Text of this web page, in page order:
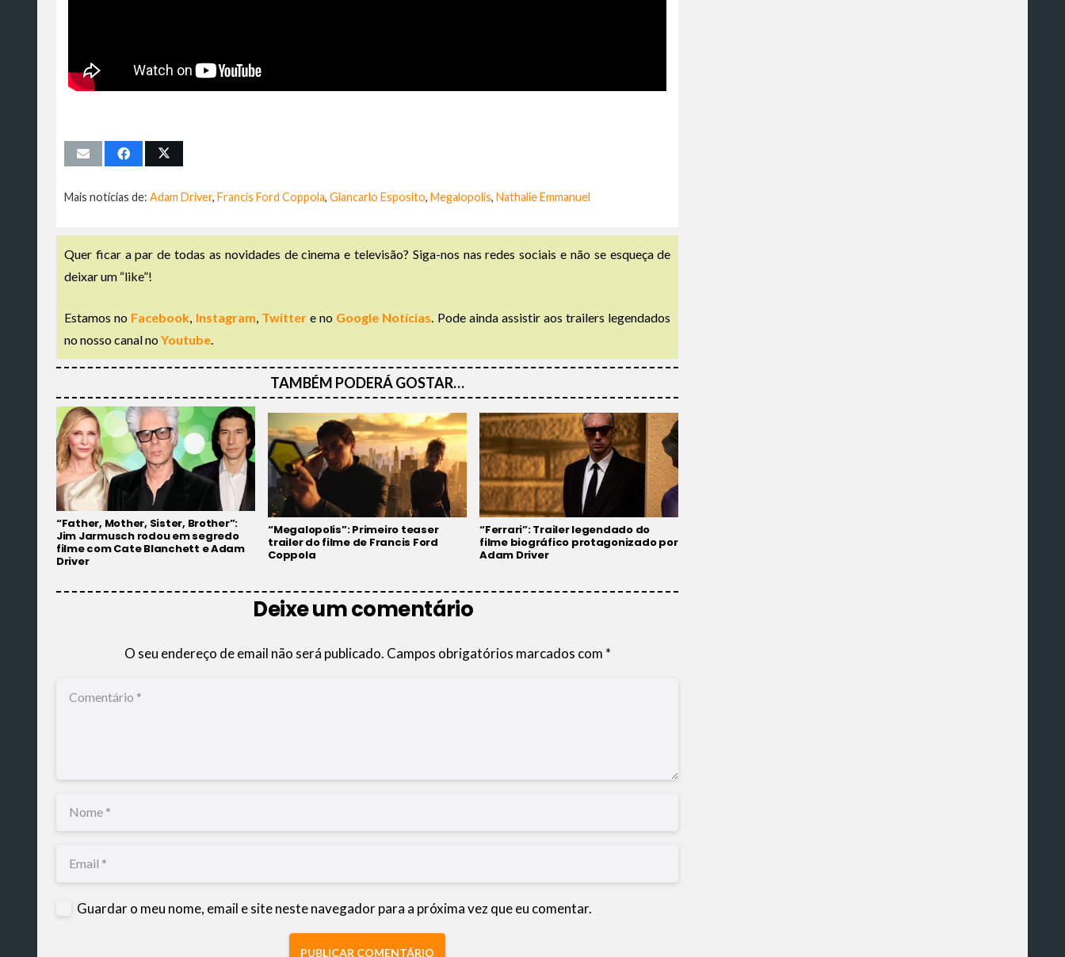
Mais notícias de: Adam Driver, Francis Ford Coppola, Giancarlo Esposito, Megalopolis, Nathalie Emmanuel
Quer ficar a par de todas as novidades de cinema e televisão? Siga-nos nas redes sociais e não se esqueça de
deixar um “like”!
Estamos no Facebook, Instagram, Twittere no Google Notícias. Pode ainda assistir aos trailers legendados
no nosso canal noYoutube.
TAMBÉM PODERÁ GOSTAR…
“Father, Mother, Sister, Brother”:
Jim Jarmusch rodou em segredo
filme com Cate Blanchett e Adam
Driver
“Megalopolis”: Primeiro teaser
trailer do filme de Francis Ford
Coppola
“Ferrari”: Trailer legendado do
filme biográfico protagonizado por
Adam Driver
Deixe um comentário
O seu endereço de email não será publicado. Campos obrigatórios marcados com *
Guardar o meu nome, email e site neste navegador para a próxima vez que eu comentar.
PUBLICAR COMENTÁRIO